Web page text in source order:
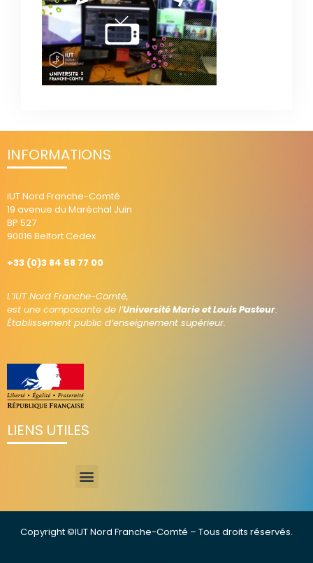
INFORMATIONS
iUT Nord Franche-Comté
19 avenue du Maréchal Juin
BP 527
90016 Belfort Cedex
+33 (0)3 84 58 77 00
L’iUT Nord Franche-Comté,
est une composante de l’Université Marie et Louis Pasteur.
Établissement public d’enseignement supérieur.
LIENS UTILES
Copyright ©IUT Nord Franche-Comté – Tous droits réservés.